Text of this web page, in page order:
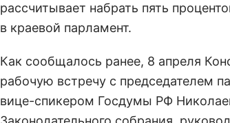
рассчитывает набрать пять
в краевой парламент.
Как сообщалось ранее, 8 апреля
рабочую встречу с председателем
вице-спикером Госдумы РФ